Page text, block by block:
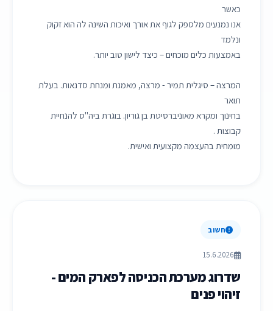
כאשר
אנו נמנעים מלספק לגוף את אורך ואיכות השינה לה הוא זקוק
ונלמד
באמצעות כלים מוכחים – כיצד לישון טוב יותר.
המרצה – סיגלית תמיר - מרצה, מאמנת ומנחת סדנאות. בעלת
תואר
בחינוך ומקרא מאוניברסיטת בן גוריון. בוגרת ביה"ס להנחיית
קבוצות .
מומחית בהעצמה מקצועית ואישית.
חשוב
15.6.2026
שדרוג מערכת הכניסה לפארק המים -
זיהוי פנים